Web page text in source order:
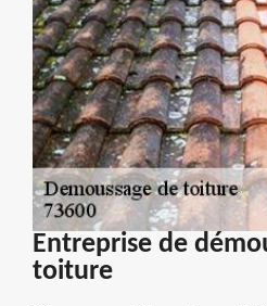
Entreprise de
toiture